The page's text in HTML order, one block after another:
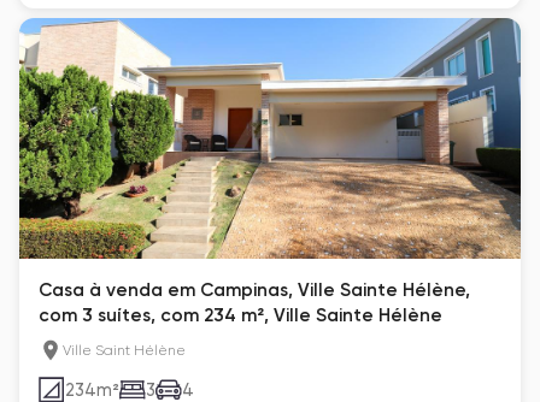
Casa à venda em Campinas, Ville Sainte Hélène,
com 3 suítes, com 234 m², Ville Sainte Hélène
Ville Saint Hélène
234m² 3 4